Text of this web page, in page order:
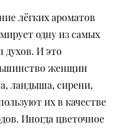
лёгких ароматов
одну из самых
духов. И это
женщин
ландыша, сирени,
их в качестве
Иногда цветочное